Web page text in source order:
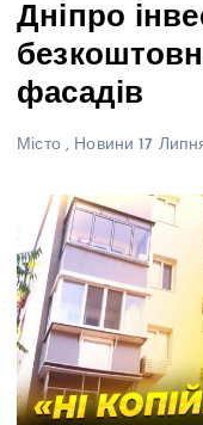
Дніпро
фасадів
Місто, Новини 17